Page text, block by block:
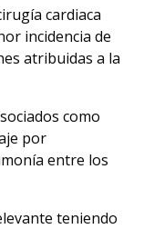
cardiaca
incidencia de
atribuidas a la
como
por
entre los
teniendo